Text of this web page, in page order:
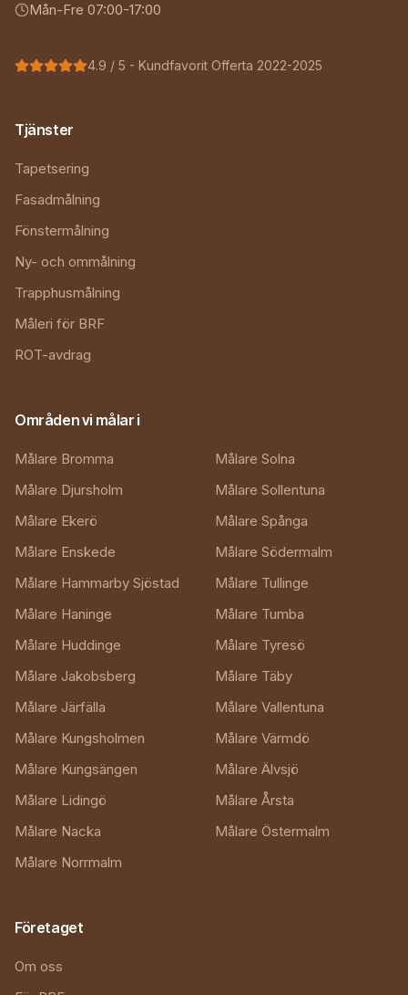
Mån-Fre 07:00-17:00
4.9 / 5 - Kundfavorit Offerta 2022-2025
Tjänster
Tapetsering
Fasadmålning
Fönstermålning
Ny- och ommålning
Trapphusmålning
Måleri för BRF
ROT-avdrag
Områden vi målar i
Målare Bromma
Målare Djursholm
Målare Ekerö
Målare Enskede
Målare Hammarby Sjöstad
Målare Haninge
Målare Huddinge
Målare Jakobsberg
Målare Järfälla
Målare Kungsholmen
Målare Kungsängen
Målare Lidingö
Målare Nacka
Målare Norrmalm
Målare Solna
Målare Sollentuna
Målare Spånga
Målare Södermalm
Målare Tullinge
Målare Tumba
Målare Tyresö
Målare Täby
Målare Vallentuna
Målare Värmdö
Målare Älvsjö
Målare Årsta
Målare Östermalm
Företaget
Om oss